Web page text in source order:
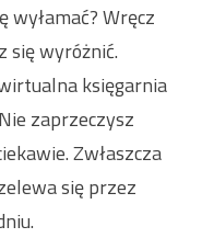
wyłamać? Wręcz
się wyróżnić.
księgarnia
zaprzeczysz
Zwłaszcza
się przez